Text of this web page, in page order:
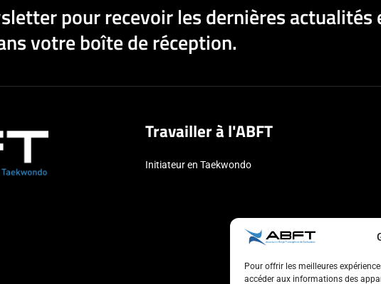
Pour offrir les meilleures
accéder aux informations des
pour recevoir les dernières actualités
votre boîte de réception.
Travailler à l'ABFT
Initiateur en Taekwondo